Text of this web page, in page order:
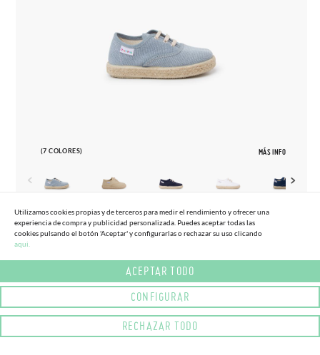
(7 COLORES) MÁS INFO
20 37
28,
Utilizamos cookies propias y de terceros para medir el rendimiento y ofrecer una
experiencia de compra y publicidad personalizada. Puedes aceptar todas las
cookies pulsando el botón 'Aceptar' y configurarlas o rechazar su uso clicando
aqui.
ACEPTAR TODO
CONFIGURAR
RECHAZAR TODO